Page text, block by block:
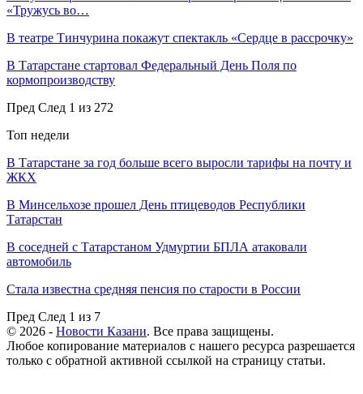
«Тружусь во…
В театре Тинчурина покажут спектакль «Сердце в рассрочку»
В Татарстане стартовал Федеральный День Поля по
кормопроизводству
Пред След 1 из 272
Топ недели
В Татарстане за год больше всего выросли тарифы на почту и
ЖКХ
В Минсельхозе прошел День птицеводов Республики
Татарстан
В соседней с Татарстаном Удмуртии БПЛА атаковали
автомобиль
Стала известна средняя пенсия по старости в России
Пред След 1 из 7
© 2026 - Новости Казани. Все права защищены.
Любое копирование материалов с нашего ресурса разрешается
только с обратной активной ссылкой на страницу статьи.